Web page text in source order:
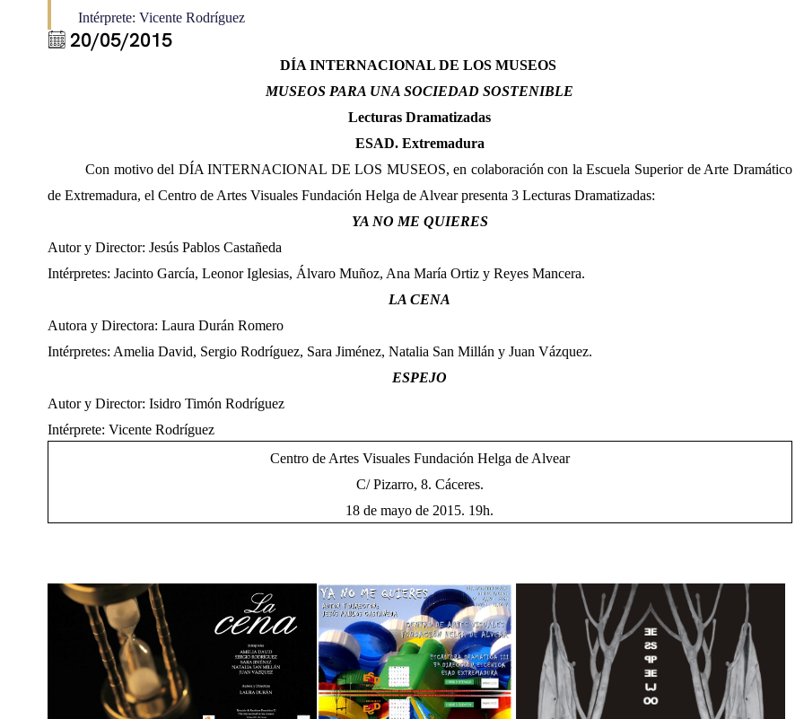
Intérprete: Vicente Rodríguez
20/05/2015
DÍA INTERNACIONAL DE LOS MUSEOS
MUSEOS PARA UNA SOCIEDAD SOSTENIBLE
Lecturas Dramatizadas
ESAD. Extremadura
Con motivo del DÍA INTERNACIONAL DE LOS MUSEOS, en colaboración con la Escuela Superior de Arte Dramático
deExtremadura, el Centro de Artes Visuales Fundación Helga de Alvear presenta 3 Lecturas Dramatizadas:
YA NO ME QUIERES
Autor y Director: Jesús Pablos Castañeda
Intérpretes: Jacinto García, Leonor Iglesias, Álvaro Muñoz, Ana María Ortiz y Reyes Mancera.
LA CENA
Autora y Directora: Laura Durán Romero
Intérpretes: Amelia David, Sergio Rodríguez, Sara Jiménez, Natalia San Millán y Juan Vázquez.
ESPEJO
Autor y Director: Isidro Timón Rodríguez
Intérprete: Vicente Rodríguez
Centro de Artes Visuales Fundación Helga de Alvear
C/ Pizarro, 8. Cáceres.
18 de mayo de 2015. 19h.